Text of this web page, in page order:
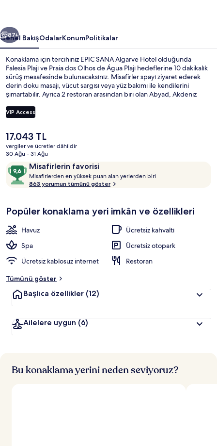
Sonraki
87+
Genel BakışOdalarKonumPolitikalar
Konaklama için tercihiniz EPIC SANA Algarve Hotel olduğunda
Falesia Plajı ve Praia dos Olhos de Água Plajı hedeflerine 10 dakikalık
sürüş mesafesinde bulunacaksınız. Misafirler spayı ziyaret ederek
derin doku masajı, vücut sargısı veya yüz bakımı ile kendilerini
şımartabilir. Ayrıca 2 restoran arasından biri olan Abyad, Akdeniz
kapalı havuz ve havuz kenarı barı; bu lüks otel içerisindeki diğer öne
çıkan özellikler arasındadır. Misafirler arasında yardıma hazır personel
VIP Access
Şu
anki
fiyat
17.043 TL
vergiler ve ücretler dâhildir
30 Ağu - 31 Ağu
YorumlarMisafirlerin favorisi
10
üzerinden
9,6,
favorisi
Misafirlerden en yüksek puan alan yerlerden biri
f
r
e
k
863 yorumun tümünü göster
Popüler konaklama yeri imkân ve özellikleri
Havuz
Ücretsiz kahvaltı
Spa
Ücretsiz otopark
Ücretsiz kablosuz internet
Restoran
Tümünü göster
Başlıca özellikler (12)
Ailelere uygun (6)
Bu konaklama yerini neden seviyoruz?